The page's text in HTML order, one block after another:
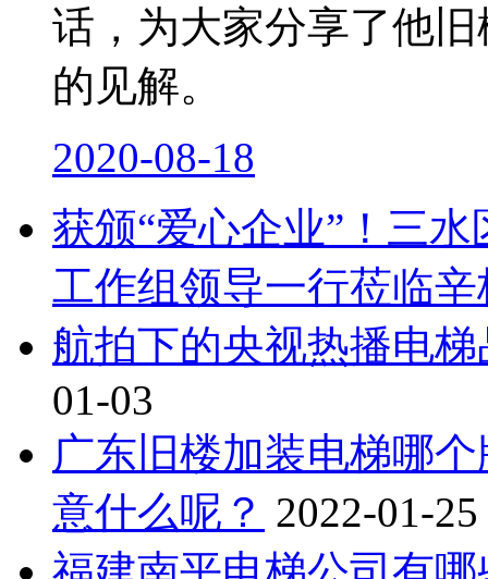
话，为大家分享了他
的见解。
2020-08-18
获颁“爱心企业”！三
工作组领导一行莅临
航拍下的央视热播电
01-03
广东旧楼加装电梯哪
意什么呢？ 2022-01-25